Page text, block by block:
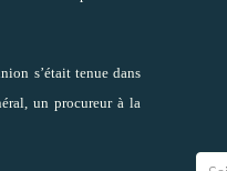
s’était tenue dans
un procureur à la